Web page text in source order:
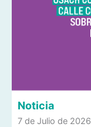
Noticia
7 de Julio de 2026